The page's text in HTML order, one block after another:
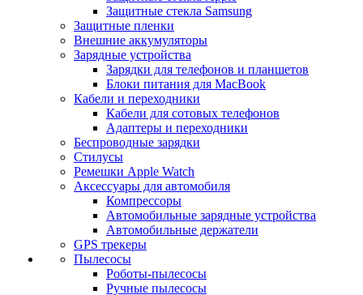
Защитные стекла Samsung
Защитные пленки
Внешние аккумуляторы
Зарядные устройства
Зарядки для телефонов и планшетов
Блоки питания для MacBook
Кабели и переходники
Кабели для сотовых телефонов
Адаптеры и переходники
Беспроводные зарядки
Стилусы
Ремешки Apple Watch
Аксессуары для автомобиля
Компрессоры
Автомобильные зарядные устройства
Автомобильные держатели
GPS трекеры
Пылесосы
Роботы-пылесосы
Ручные пылесосы